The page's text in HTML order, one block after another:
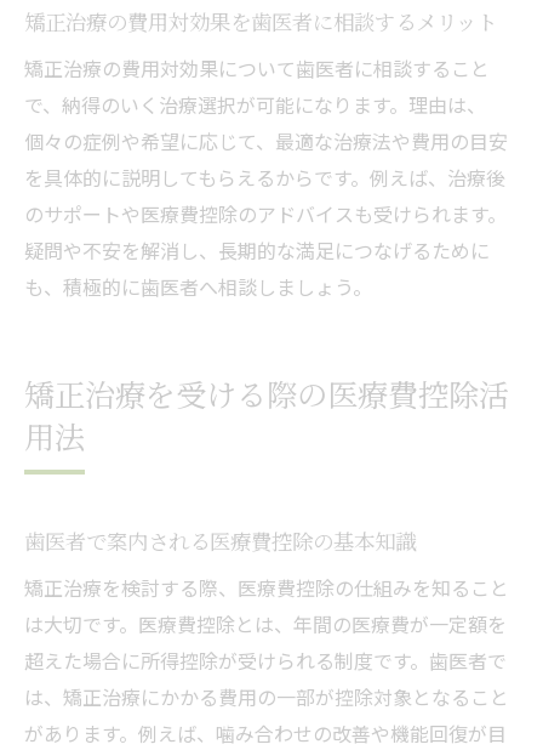
矯正治療の費用対効果を歯医者に相談するメリット
矯正治療の費用対効果について歯医者に相談すること
で、納得のいく治療選択が可能になります。理由は、
個々の症例や希望に応じて、最適な治療法や費用の目安
を具体的に説明してもらえるからです。例えば、治療後
のサポートや医療費控除のアドバイスも受けられます。
疑問や不安を解消し、長期的な満足につなげるために
も、積極的に歯医者へ相談しましょう。
矯正治療を受ける際の医療費控除活
用法
歯医者で案内される医療費控除の基本知識
矯正治療を検討する際、医療費控除の仕組みを知ること
は大切です。医療費控除とは、年間の医療費が一定額を
超えた場合に所得控除が受けられる制度です。歯医者で
は、矯正治療にかかる費用の一部が控除対象となること
があります。例えば、噛み合わせの改善や機能回復が目